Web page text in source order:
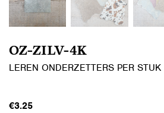
OZ-ZILV-4K
LEREN ONDERZETTERS PER STUK
€3.25